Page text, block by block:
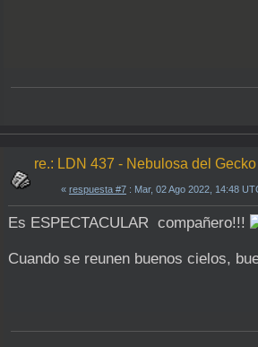
re.: LDN 437 - Nebulosa del Gecko
« respuesta #7 : Mar, 02 Ago 2022, 14:48
Es ESPECTACULAR compañero!!!
Cuando se reunen buenos cielos,